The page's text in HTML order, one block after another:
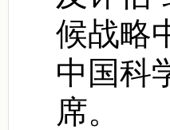
候战略
中国科
席。